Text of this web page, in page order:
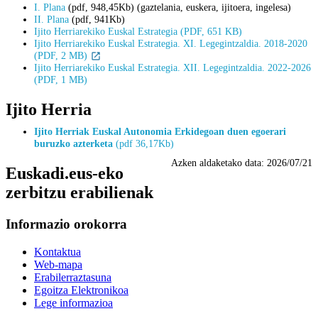
I. Plana (pdf, 948,45Kb) (gaztelania, euskera, ijitoera, ingelesa)
II. Plana (pdf, 941Kb)
Ijito Herriarekiko Euskal Estrategia (PDF, 651 KB)
Ijito Herriarekiko Euskal Estrategia. XI. Legegintzaldia. 2018-2020
(PDF, 2 MB)
Ijito Herriarekiko Euskal Estrategia. XII. Legegintzaldia. 2022-2026
(PDF, 1 MB)
Ijito Herria
Ijito Herriak Euskal Autonomia Erkidegoan duen egoerari
buruzko azterketa (pdf 36,17Kb)
Azken aldaketako data: 2026/07/21
Euskadi.eus-eko
zerbitzu erabilienak
Informazio orokorra
Kontaktua
Web-mapa
Erabilerraztasuna
Egoitza Elektronikoa
Lege informazioa